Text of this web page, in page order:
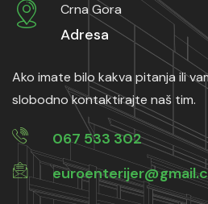
Crna Gora
Adresa
Ako imate bilo kakva pitanja ili
slobodno kontaktirajte naš tim.
067 533 302